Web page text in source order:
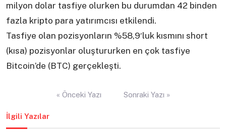
milyon dolar tasfiye olurken bu durumdan 42 binden
fazla kripto para yatırımcısı etkilendi.
Tasfiye olan pozisyonların %58,9′luk kısmını short
(kısa) pozisyonlar oluştururken en çok tasfiye
Bitcoin’de (BTC) gerçekleşti.
« Önceki Yazı Sonraki Yazı »
İlgili Yazılar